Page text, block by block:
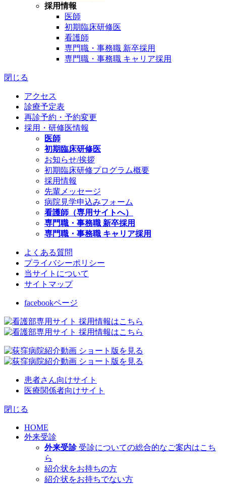
採用情報
医師
初期臨床研修医
看護師
専門職・事務職 新卒採用
専門職・事務職 キャリア採用
閉じる
アクセス
診療予定表
再診予約・予約変更
採用・研修医情報
医師
初期臨床研修医
お知らせ/挨拶
初期臨床研修プログラム概要
採用情報
先輩メッセージ
病院見学申込みフォーム
看護師（専用サイトへ）
専門職・事務職 新卒採用
専門職・事務職 キャリア採用
よくある質問
プライバシーポリシー
当サイトについて
サイトマップ
facebookページ
患者さん向けサイト
医療関係者向けサイト
閉じる
HOME
外来受診
外来受診 受診についての総合的なご案内はこち
ら
紹介状をお持ちの方
紹介状をお持ちでない方